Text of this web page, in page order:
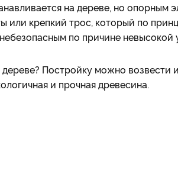
на дереве, но опорным
или крепкий трос, который по
по причине невысокой
Постройку можно возвести
и прочная древесина.